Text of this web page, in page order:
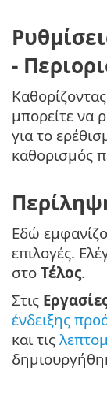
-
μπορείτε να
για το
καθορισμός
Εδώ
επιλογές.
στο Τέλος.
Στις
ένδειξης
και τις